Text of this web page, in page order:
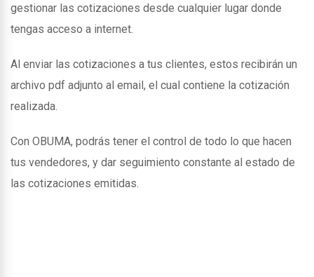
gestionar las cotizaciones desde cualquier lugar donde
tengas acceso a internet.
Al enviar las cotizaciones a tus clientes, estos recibirán un
archivo pdf adjunto al email, el cual contiene la cotización
realizada.
Con OBUMA, podrás tener el control de todo lo que hacen
tus vendedores, y dar seguimiento constante al estado de
las cotizaciones emitidas.